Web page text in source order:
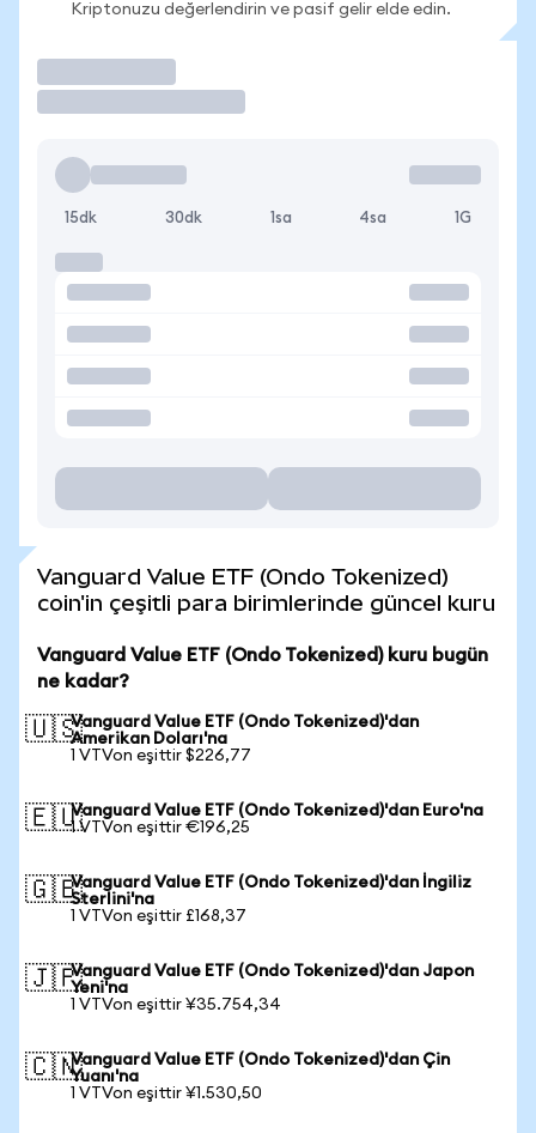
Kriptonuzu değerlendirin ve pasif gelir elde edin.
15dk 30dk 1sa 4sa 1G
Vanguard Value ETF (Ondo Tokenized)
coin'in çeşitli para birimlerinde güncel kuru
Vanguard Value ETF (Ondo Tokenized) kuru bugün
ne kadar?
🇺🇸Vanguard Value ETF (Ondo Tokenized)'dan
Amerikan Doları'na
1 VTVon eşittir $226,77
🇪🇺Vanguard Value ETF (Ondo Tokenized)'dan Euro'na
1 VTVon eşittir €196,25
🇬🇧Vanguard Value ETF (Ondo Tokenized)'dan İngiliz
Sterlini'na
1 VTVon eşittir £168,37
🇯🇵Vanguard Value ETF (Ondo Tokenized)'dan Japon
Yeni'na
1 VTVon eşittir ¥35.754,34
🇨🇳Vanguard Value ETF (Ondo Tokenized)'dan Çin
Yuanı'na
1 VTVon eşittir ¥1.530,50